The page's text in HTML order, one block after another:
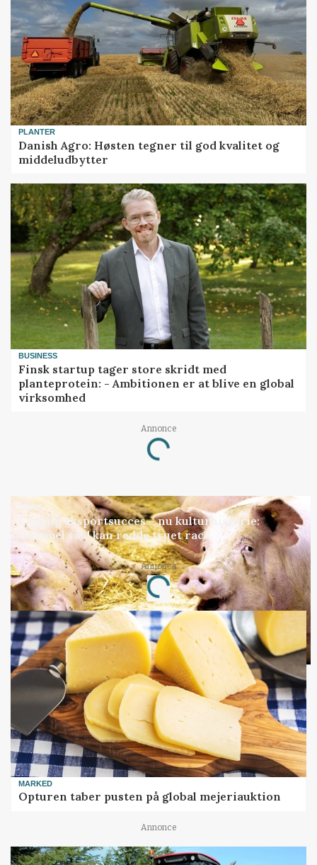
PLANTER
Danish Agro: Høsten tegner til god kvalitet og
middeludbytter
BUSINESS
Finsk startup tager store skridt med
planteprotein: - Ambitionen er at blive en global
virksomhed
Annonce
Loading...
GRISE
Engang eksportsucces – nu kulturhistorie:
Gammel sæd kan redde truet race
Annonce
Loading...
MARKED
Opturen taber pusten på global mejeriauktion
Annonce